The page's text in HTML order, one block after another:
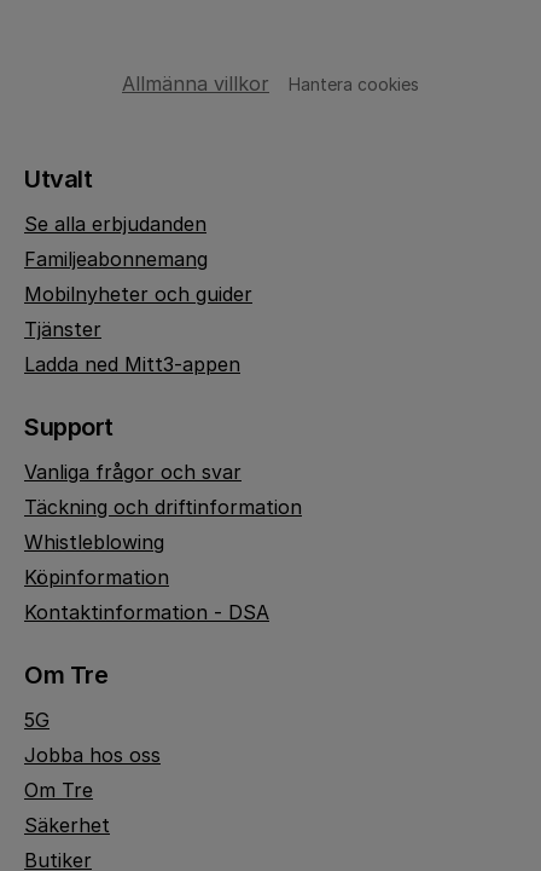
Allmänna villkor Hantera cookies
Utvalt
Se alla erbjudanden
Familjeabonnemang
Mobilnyheter och guider
Tjänster
Ladda ned Mitt3-appen
Support
Vanliga frågor och svar
Täckning och driftinformation
Whistleblowing
Köpinformation
Kontaktinformation - DSA
Om Tre
5G
Jobba hos oss
Om Tre
Säkerhet
Butiker